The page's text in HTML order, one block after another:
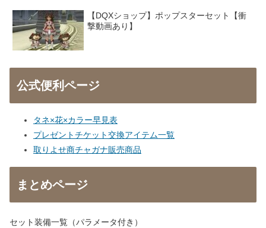
【DQXショップ】ポップスターセット【衝
撃動画あり】
公式便利ページ
タネ×花×カラー早見表
プレゼントチケット交換アイテム一覧
取りよせ商チャガナ販売商品
まとめページ
セット装備一覧（パラメータ付き）